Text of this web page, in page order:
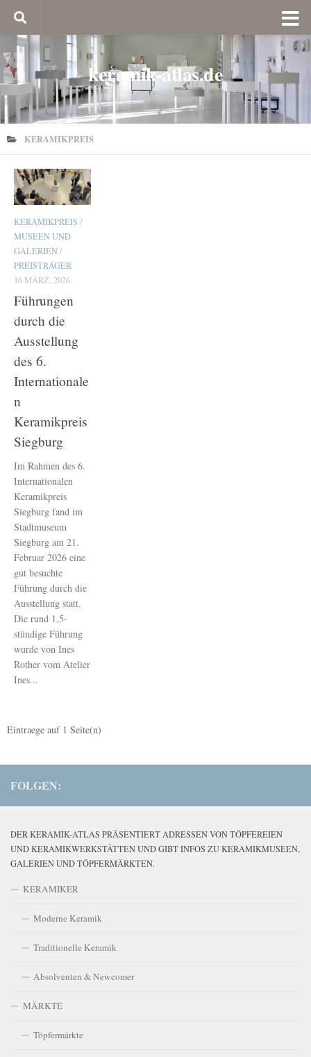
keramik-atlas.de
KERAMIKPREIS
KERAMIKPREIS /
MUSEEN UND
GALERIEN/
PREISTRÄGER
16 MÄRZ, 2026
Führungen
durch die
Ausstellung
des 6.
Internationale
n
Keramikpreis
Siegburg
Im Rahmen des 6.
Internationalen
Keramikpreis
Siegburg fand im
Stadtmuseum
Siegburg am 21.
Februar 2026 eine
gut besuchte
Führung durch die
Ausstellung statt.
Die rund 1,5-
stündige Führung
wurde von Ines
Rother vom Atelier
Ines...
Eintraege auf 1 Seite(n)
FOLGEN:
DER KERAMIK-ATLAS PRÄSENTIERT ADRESSEN VON TÖPFEREIEN
UND KERAMIKWERKSTÄTTEN UND GIBT INFOS ZU KERAMIKMUSEEN,
GALERIEN UND TÖPFERMÄRKTEN.
KERAMIKER
Moderne Keramik
Traditionelle Keramik
Absolventen & Newcomer
MÄRKTE
Töpfermärkte